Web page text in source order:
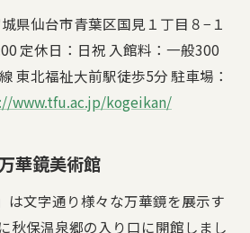
県仙台市青葉区国見１丁目８−１
定休日：日祝 入館料：一般300
東北福祉大前駅徒歩5分 駐車場：
www.tfu.ac.jp/kogeikan/
華鏡美術館
は文字通り様々な万華鏡を展示す
秋保温泉郷の入り口に開館しまし